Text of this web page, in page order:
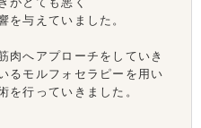
を与えていました。
肉へアプローチをしていき
るモルフォセラピーを用い
を行っていきました。